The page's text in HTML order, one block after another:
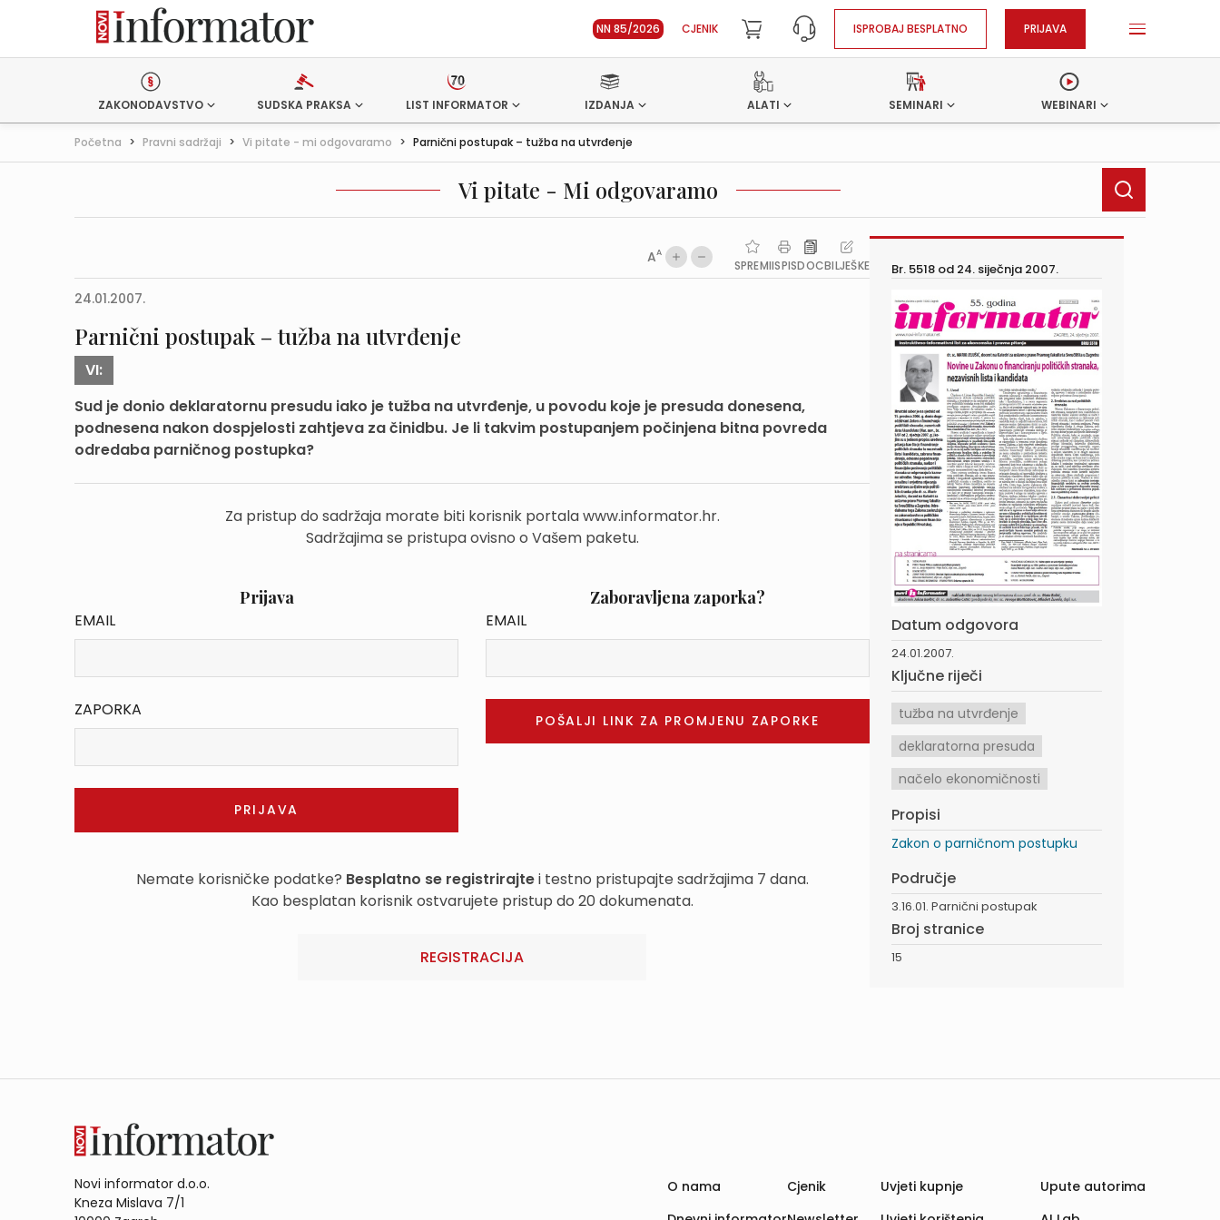
NN 85/2026 CJENIK ISPROBAJ BESPLATNO PRIJAVA
ZAKONODAVSTVO SUDSKA PRAKSA LIST INFORMATOR IZDANJA ALATI SEMINARI WEBINARI
Početna > Pravni sadržaji > Vi pitate - mi odgovaramo > Parnični postupak – tužba na utvrđenje
Vi pitate - Mi odgovaramo
AA
SPREMIISPISDOCBILJEŠKE
24.01.2007.
Parnični postupak – tužba na utvrđenje
VI:
Sud je donio deklaratornu presudu iako je tužba na utvrđenje, u povodu koje je presuda donesena,
podnesena nakon dospjelosti zahtjeva za činidbu. Je li takvim postupanjem počinjena bitna povreda
odredaba parničnog postupka?
Za pristup do sadržaja morate biti korisnik portala www.informator.hr.
Sadržajima se pristupa ovisno o Vašem paketu.
Prijava
EMAIL
ZAPORKA
Zaboravljena zaporka?
EMAIL
Nemate korisničke podatke? Besplatno se registrirajtei testno pristupajte sadržajima 7 dana.
Kao besplatan korisnik ostvarujete pristup do 20 dokumenata.
REGISTRACIJA
Br. 5518 od 24. siječnja 2007.
Datum odgovora
24.01.2007.
Ključne riječi
tužba na utvrđenje
deklaratorna presuda
načelo ekonomičnosti
Propisi
Zakon o parničnom postupku
Područje
3.16.01. Parnični postupak
Broj stranice
15
Novi informator d.o.o.
Kneza Mislava 7/1
O nama
Cjenik
Uvjeti kupnje
Upute autorima